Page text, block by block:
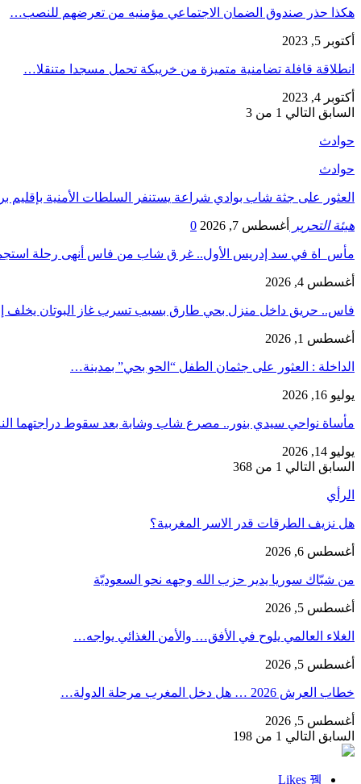
هكذا حذر صندوق الضمان الاجتماعي مؤمنيه من تعرضهم للنصب…
أكتوبر 5, 2023
انطلاقة قافلة تضامنية متميزة من خريبكة تحمل مسجدا متنقلا…
أكتوبر 4, 2023
السابق التالي 1 من 3
حوادث
حوادث
العثور على جثة شاب بوادي شراعة يستنفر السلطات الأمنية بإقليم
هيئة التحرير أغسطس 7, 2026 0
مأس_اة في سد إدريس الأول.. غر ق شاب من فاس أنهى رحلة
أغسطس 4, 2026
فاس.. حريق داخل منزل بحي طارق بسبب تسرب غاز البوتان يخلف
أغسطس 1, 2026
​الداخلة : العثور على جثمان الطفل “الحو بحي” بمدينة…
يوليو 16, 2026
مأساة نواحي سيدي بنور.. مصرع شاب وشابة بعد سقوط دراجتهما
يوليو 14, 2026
السابق التالي 1 من 368
الرأي
هل نزيف الطرقات قدر الاسر المغربية؟
أغسطس 6, 2026
من شبّاك سوريا يدير حزب الله وجهه نحو السعوديّة
أغسطس 5, 2026
الغلاء العالمي يلوح في الأفق… والأمن الغذائي يواجه…
أغسطس 5, 2026
خطاب العرش 2026 … هل دخل المغرب مرحلة الدولة…
أغسطس 5, 2026
السابق التالي 1 من 198